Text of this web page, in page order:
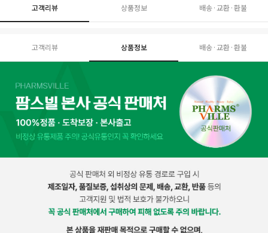
고객리뷰 상품정보 배송·교환·환불
고객리뷰 상품정보 배송·교환·환불